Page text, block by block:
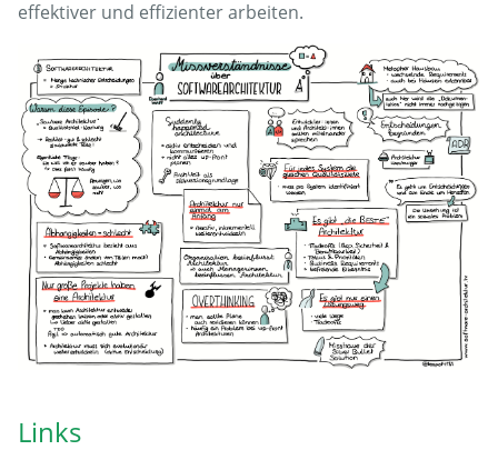
effektiver und effizienter arbeiten.
Links